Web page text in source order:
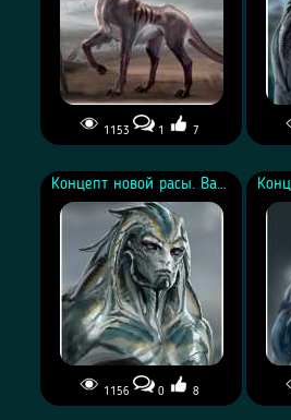
1153 1 7
Концепт новой расы. Вариант 4
1156 0 8